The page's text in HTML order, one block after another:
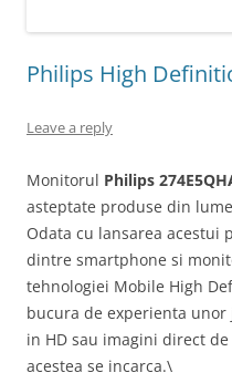
Philips High
Leave a reply
Monitorul Philips
asteptate produse din
Odata cu lansarea acestui
dintre smartphone si
tehnologiei Mobile High
bucura de experienta
in HD sau imagini direct
acestea se incarca.\